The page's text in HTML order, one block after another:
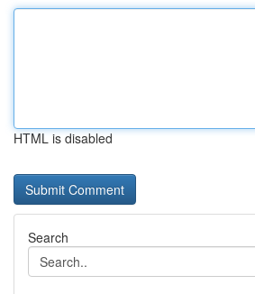
HTML is disabled
Search